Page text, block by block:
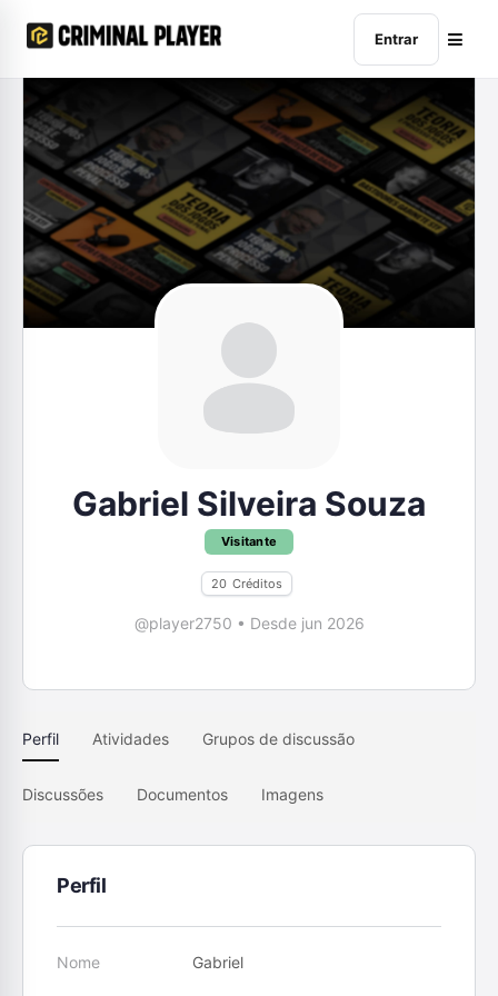
Entrar
Gabriel Silveira Souza
Visitante
20 Créditos
@player2750 • Desde jun 2026
Perfil Atividades Grupos de discussão
Discussões Documentos Imagens
Perfil
Nome Gabriel